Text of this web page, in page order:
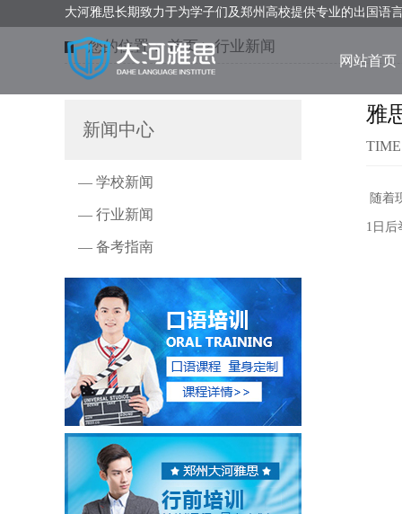
大河雅思长期致力于为学子们及郑州高校提供专业的出国语
网站首页
您的位置：首页>行业新闻
新闻中心
— 学校新闻
— 行业新闻
— 备考指南
雅
TIME
随着
1日后